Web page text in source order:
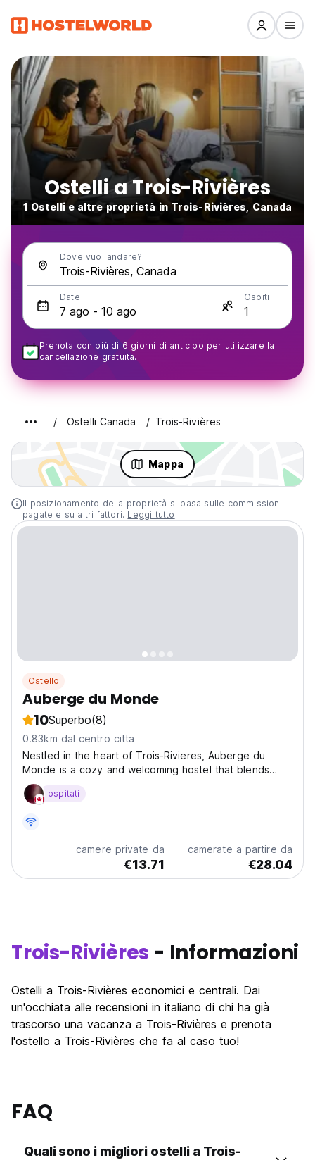
Ostelli a Trois-Rivières
1 Ostelli e altre proprietà in Trois-Rivières, Canada
Dove vuoi andare?
Date Ospiti
Prenota con piú di 6 giorni di anticipo per utilizzare la
cancellazione gratuita.
Ostelli Canada Trois-Rivières
Mappa
Il posizionamento della proprietà si basa sulle commissioni
pagate e su altri fattori. Leggi tutto
Ostello
Auberge du Monde
10Superbo(8)
0.83km dal centro citta
Nestled in the heart of Trois-Rivieres, Auberge du
Monde is a cozy and welcoming hostel that blends
convenience with charm. Perfectly positioned for
explorers, it’s just 13 km from the lush greens of Club
Musee...
ospitati
camere private da
€13.71
camerate a partire da
€28.04
Trois-Rivières - Informazioni
Ostelli a Trois-Rivières economici e centrali. Dai
un'occhiata alle recensioni in italiano di chi ha già
trascorso una vacanza a Trois-Rivières e prenota
l'ostello a Trois-Rivières che fa al caso tuo!
FAQ
Quali sono i migliori ostelli a Trois-